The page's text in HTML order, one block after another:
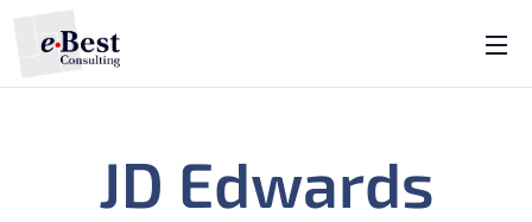
JD Edwards